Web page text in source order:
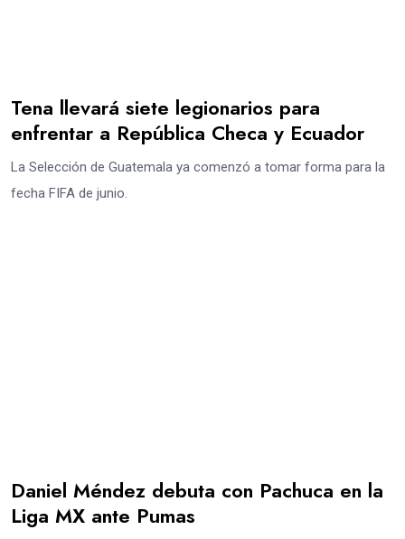
Tena llevará siete legionarios para
enfrentar a República Checa y Ecuador
La Selección de Guatemala ya comenzó a tomar forma para la
fecha FIFA de junio.
Daniel Méndez debuta con Pachuca en la
Liga MX ante Pumas